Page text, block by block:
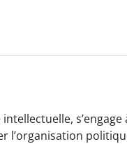
l’organisation